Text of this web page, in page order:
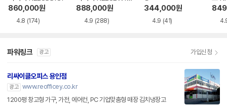
860,000원
4.8 (174)
1
888,000원
4.9 (288)
344,000원
4.9 (41)
파워링크 광고 가입신청
리싸이클오피스 용인점
광고 www.reofficey.co.kr
1200평 창고형 가구, 가전, 에어컨, PC 기업맞춤형 매장 김치냉장고